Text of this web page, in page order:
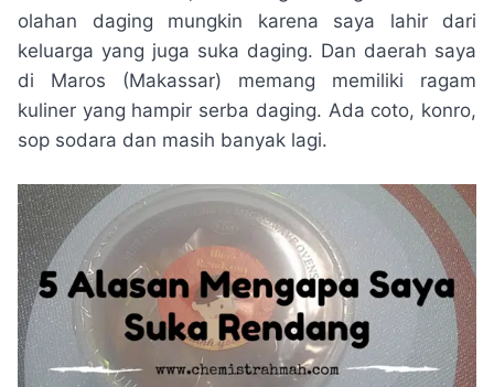
olahan daging mungkin karena saya lahir dari
keluarga yang juga suka daging. Dan daerah saya
di Maros (Makassar) memang memiliki ragam
kuliner yang hampir serba daging. Ada coto, konro,
sop sodara dan masih banyak lagi.